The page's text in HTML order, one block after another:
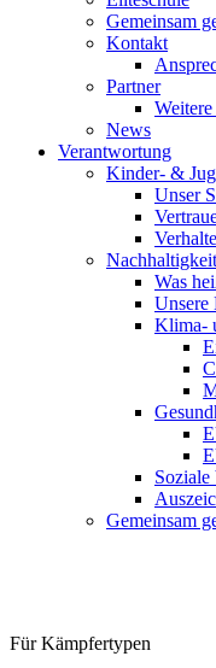
Gemeinsam
Kontakt
Partner
News
Verantwortung
Kinder- &
Unser
Nachhaltigkeit
Was
Unsere
Klima-
Gemeinsam
Für Kämpfertypen